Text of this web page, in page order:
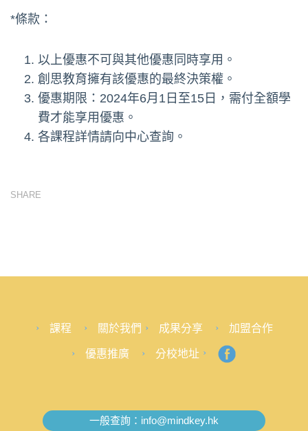
*條款：
以上優惠不可與其他優惠同時享用。
創思教育擁有該優惠的最終決策權。
優惠期限：2024年6月1日至15日，需付全額學
費才能享用優惠。
各課程詳情請向中心查詢。
SHARE
課程 關於我們 成果分享 加盟合作
優惠推廣 分校地址
一般查詢： info@mindkey.hk